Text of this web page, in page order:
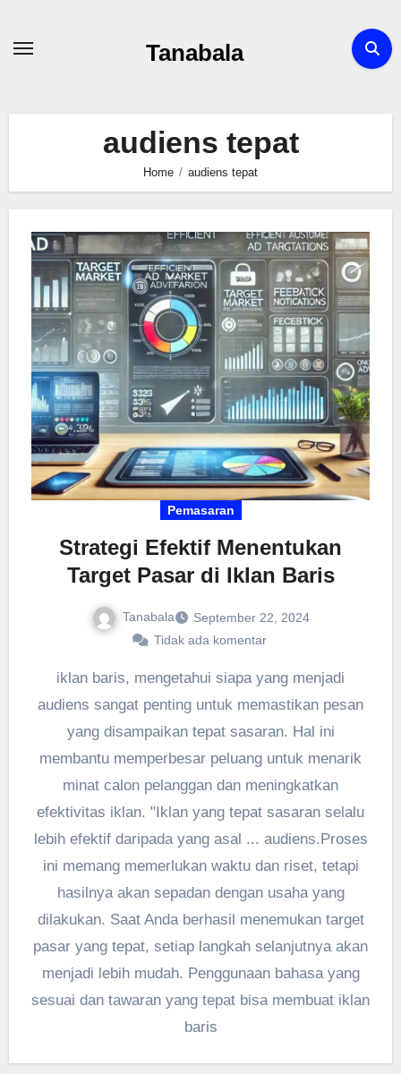
Tanabala
audiens tepat
Home audiens tepat
Pemasaran
Strategi Efektif Menentukan
Target Pasar di Iklan Baris
Tanabala
September 22, 2024
Tidak ada komentar
iklan baris, mengetahui siapa yang menjadi
audiens sangat penting untuk memastikan pesan
yang disampaikan tepat sasaran. Hal ini
membantu memperbesar peluang untuk menarik
minat calon pelanggan dan meningkatkan
efektivitas iklan. "Iklan yang tepat sasaran selalu
lebih efektif daripada yang asal ... audiens.Proses
ini memang memerlukan waktu dan riset, tetapi
hasilnya akan sepadan dengan usaha yang
dilakukan. Saat Anda berhasil menemukan target
pasar yang tepat, setiap langkah selanjutnya akan
menjadi lebih mudah. Penggunaan bahasa yang
sesuai dan tawaran yang tepat bisa membuat iklan
baris